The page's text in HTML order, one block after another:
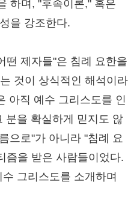
하며, "후속이론," 혹은
을 강조한다.
떤 제자들"은 침례 요한을
것이 상식적인 해석이라
아직 예수 그리스도를 인
분을 확실하게 믿지도 않
으로"가 아니라 "침례 요
즘을 받은 사람들이었다.
그리스도를 소개하며